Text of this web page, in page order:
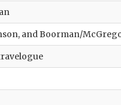
and Boorman/